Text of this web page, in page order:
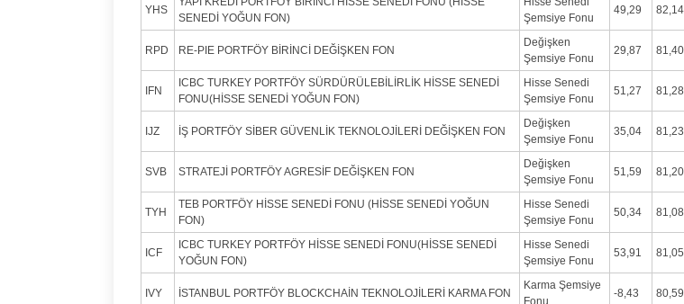
YHS
SENEDİ YOĞUN FON)
Şemsiye Fonu
49,29 82,14
RPD RE-PIE PORTFÖY BİRİNCİ DEĞİŞKEN FON
Değişken
Şemsiye Fonu
29,87 81,40
IFN
ICBC TURKEY PORTFÖY SÜRDÜRÜLEBİLİRLİK HİSSE SENEDİ
FONU(HİSSE SENEDİ YOĞUN FON)
Hisse Senedi
Şemsiye Fonu
51,27 81,28
IJZ İŞ PORTFÖY SİBER GÜVENLİK TEKNOLOJİLERİ DEĞİŞKEN FON
Değişken
Şemsiye Fonu
35,04 81,23
SVB STRATEJİ PORTFÖY AGRESİF DEĞİŞKEN FON
Değişken
Şemsiye Fonu
51,59 81,20
TYH
TEB PORTFÖY HİSSE SENEDİ FONU (HİSSE SENEDİ YOĞUN
FON)
Hisse Senedi
Şemsiye Fonu
50,34 81,08
ICF
ICBC TURKEY PORTFÖY HİSSE SENEDİ FONU(HİSSE SENEDİ
YOĞUN FON)
Hisse Senedi
Şemsiye Fonu
53,91 81,05
IVY İSTANBUL PORTFÖY BLOCKCHAİN TEKNOLOJİLERİ KARMA FON
Karma Şemsiye
Fonu
-8,43 80,59